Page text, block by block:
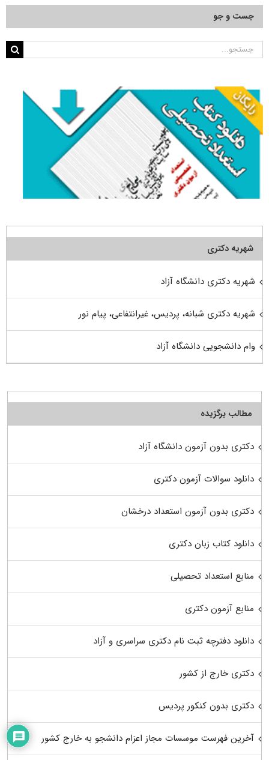
جست و جو
جستجو
شهریه دکتری
شهریه دکتری دانشگاه آزاد
شهریه دکتری شبانه، پردیس، غیرانتفاعی، پیام نور
وام دانشجویی دانشگاه آزاد
مطالب برگزیده
دکتری بدون آزمون دانشگاه آزاد
دانلود سوالات آزمون دکتری
دکتری بدون آزمون استعداد درخشان
دانلود کتاب زبان دکتری
منابع استعداد تحصیلی
منابع آزمون دکتری
دانلود دفترچه ثبت نام دکتری سراسری و آزاد
دکتری خارج از کشور
دکتری بدون کنکور پردیس
آخرین فهرست موسسات مجاز اعزام دانشجو به خارج کشور